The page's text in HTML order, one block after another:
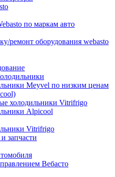
по маркам авто
ремонт оборудования webasto
Meyvel по низким ценам
холодильники Vitrifrigo
Alpicool
Vitrifrigo
запчасти
Вебасто